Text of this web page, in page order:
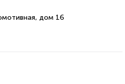
дом 16